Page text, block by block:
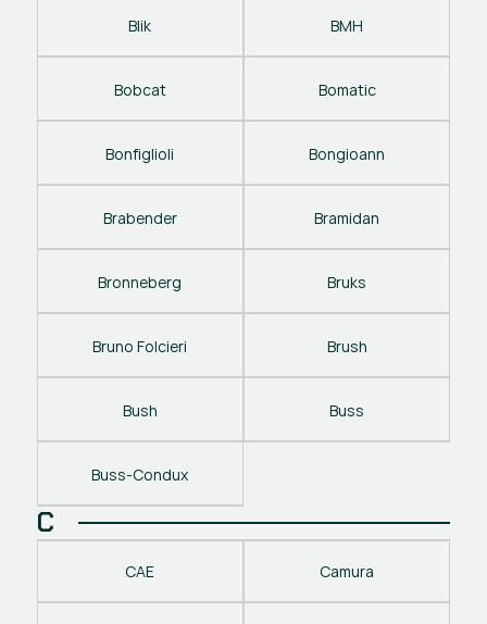
Blik BMH
Bobcat Bomatic
Bonfiglioli Bongioann
Brabender Bramidan
Bronneberg Bruks
Bruno Folcieri Brush
Bush Buss
Buss-Condux
C
CAE Camura